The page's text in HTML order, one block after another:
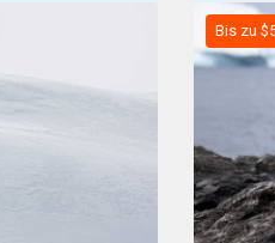
Bis zu